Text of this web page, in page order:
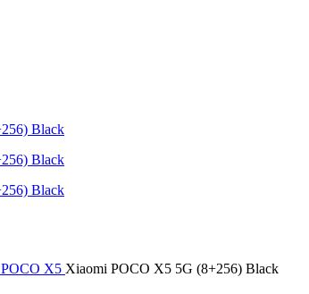
POCO X5 Xiaomi POCO X5 5G (8+256) Black